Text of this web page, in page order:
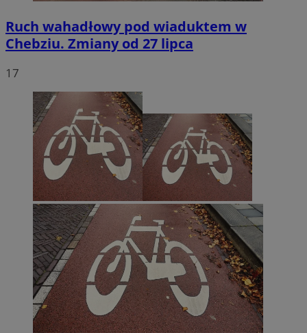
Ruch wahadłowy pod wiaduktem w
Chebziu. Zmiany od 27 lipca
17